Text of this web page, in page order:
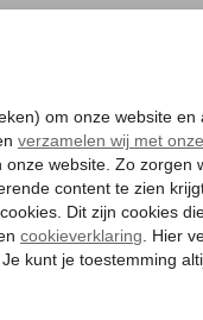
ZONVAKANTIE
Gratis annuleren*